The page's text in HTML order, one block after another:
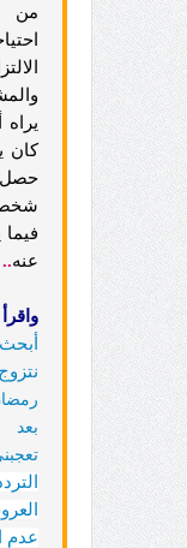
من
كان
حصل
فيما
عنه..
بعد
عدم